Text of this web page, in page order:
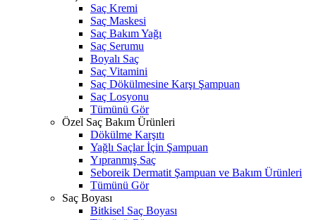
Saç Kremi
Saç Maskesi
Saç Bakım Yağı
Saç Serumu
Boyalı Saç
Saç Vitamini
Saç Dökülmesine Karşı Şampuan
Saç Losyonu
Tümünü Gör
Özel Saç Bakım Ürünleri
Dökülme Karşıtı
Yağlı Saçlar İçin Şampuan
Yıpranmış Saç
Seboreik Dermatit Şampuan ve Bakım Ürünleri
Tümünü Gör
Saç Boyası
Bitkisel Saç Boyası